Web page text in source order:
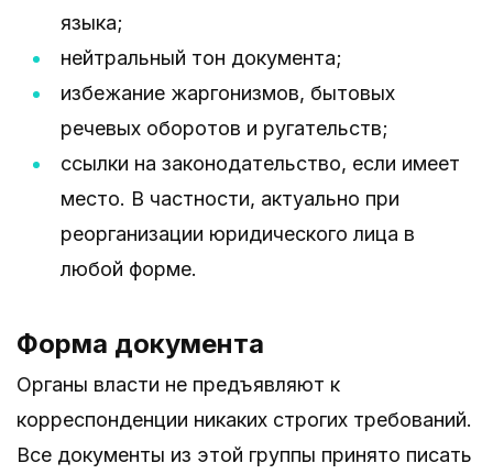
языка;
нейтральный тон документа;
избежание жаргонизмов, бытовых
речевых оборотов и ругательств;
ссылки на законодательство, если имеет
место. В частности, актуально при
реорганизации юридического лица в
любой форме.
Форма документа
Органы власти не предъявляют к
корреспонденции никаких строгих требований.
Все документы из этой группы принято писать